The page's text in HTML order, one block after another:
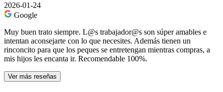
2026-01-24
Google
Muy buen trato siempre. L@s trabajador@s son súper amables e
intentan aconsejarte con lo que necesites. Además tienen un
rinconcito para que los peques se entretengan mientras compras, a
mis hijos les encanta ir. Recomendable 100%.
Ver más reseñas